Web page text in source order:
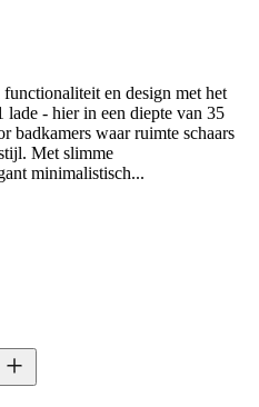
en design met het
- hier in een diepte van 35
badkamers waar ruimte schaars
Met slimme
minimalistisch...